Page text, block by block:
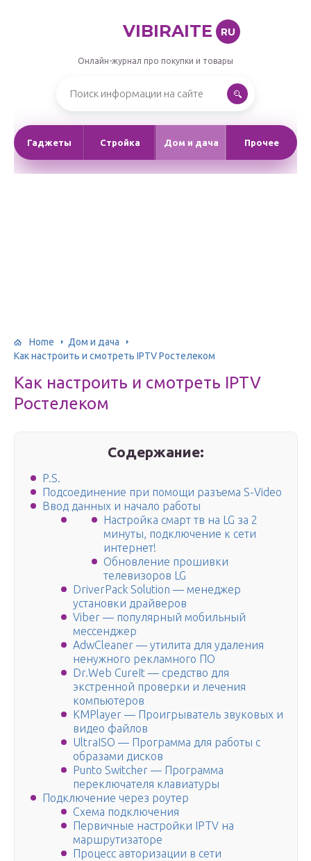
VIBIRAITE RU
Онлайн-журнал про покупки и товары
Гаджеты Стройка Дом и дача Прочее
Home
Дом и дача
Как настроить и смотреть IPTV Ростелеком
Как настроить и смотреть IPTV
Ростелеком
Содержание:
P.S.
Подсоединение при помощи разъема S-Video
Ввод данных и начало работы
Настройка смарт тв на LG за 2
минуты, подключение к сети
интернет!
Обновление прошивки
телевизоров LG
DriverPack Solution — менеджер
установки драйверов
Viber — популярный мобильный
мессенджер
AdwCleaner — утилита для удаления
ненужного рекламного ПО
Dr.Web CureIt — средство для
экстренной проверки и лечения
компьютеров
KMPlayer — Проигрыватель звуковых и
видео файлов
UltraISO — Программа для работы с
образами дисков
Punto Switcher — Программа
переключателя клавиатуры
Подключение через роутер
Схема подключения
Первичные настройки IPTV на
маршрутизаторе
Процесс авторизации в сети